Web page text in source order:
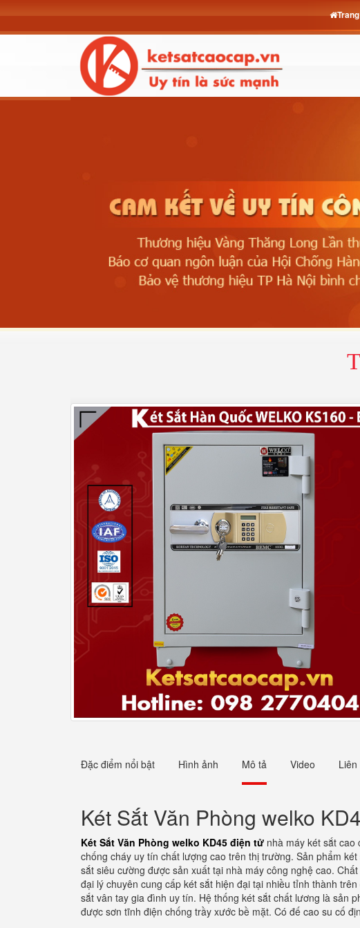
Đặc điểm nổi bật Hình ảnh Mô tả Video Liên
Két Sắt Văn Phòng welko
Két Sắt Văn Phòng welko KD45 điện tử nhà máy két sắt
chống cháy uy tín chất lượng cao trên thị trường. Sản phẩm
sắt siêu cường được sản xuất tại nhà máy công nghệ cao.
đại lý chuyên cung cấp két sắt hiện đại tại nhiều tỉnh thành
sắt vân tay gia đình uy tín. Hệ thống két sắt chất lương là sản
được sơn tĩnh điện chống trầy xước bề mặt. Có đế cao su cố